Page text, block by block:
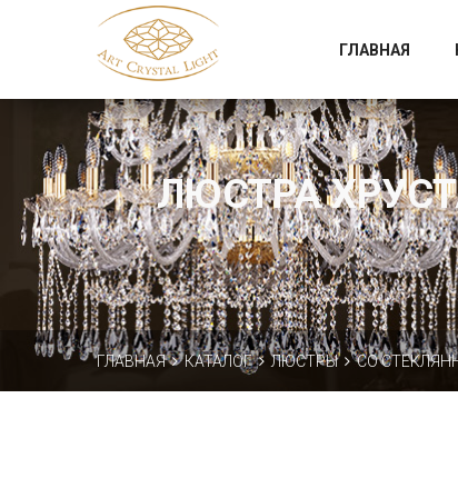
Официальный магазин фабрики Art Crystal
ГЛАВНАЯ
ЛЮСТРА
ГЛАВНАЯ КАТАЛОГ ЛЮСТРЫ СО